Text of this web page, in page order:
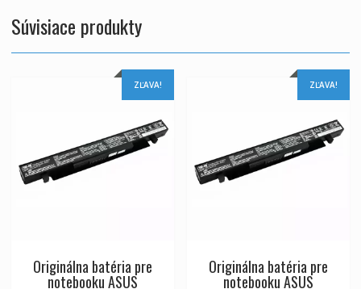
Súvisiace produkty
ZĽAVA!
Originálna batéria pre
notebooku ASUS
ZĽAVA!
Originálna batéria pre
notebooku ASUS